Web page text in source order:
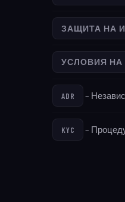
ЗАЩИТА НА
УСЛОВИЯ НА
ADR –
KYC –